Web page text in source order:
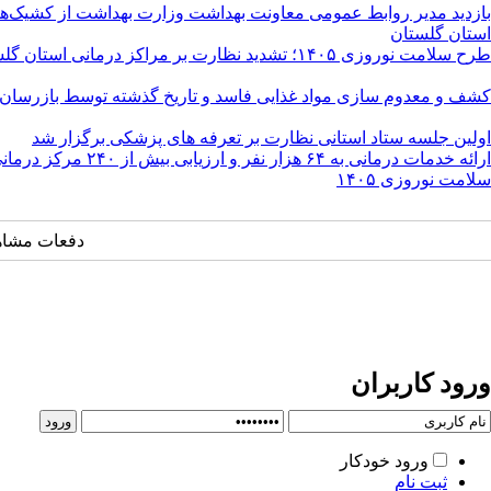
بازدید مدیر روابط عمومی معاونت بهداشت وزارت بهداشت از
استان گلستان
طرح سلامت نوروزی ۱۴۰۵؛ تشدید نظارت بر مراکز درمانی استان گلستان در تعطیلات نوروز
کشف و معدوم سازی مواد غذایی فاسد و تاریخ گذشته توسط
اولین جلسه ستاد استانی نظارت بر تعرفه های پزشکی برگزار شد
ارائه خدمات درمانی به
سلامت نوروزی ۱۴۰۵
دفعات مشاهده:
ورود کاربران
ورود خودکار
ثبت نام